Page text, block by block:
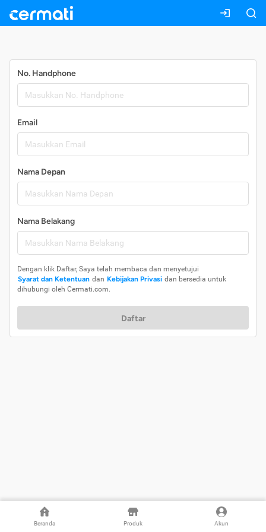
Beranda Produk Akun
No. Handphone
Email
Nama Depan
Nama Belakang
Dengan klik Daftar, Saya telah membaca dan menyetujui
Syarat dan Ketentuan dan Kebijakan Privasi dan bersedia untuk
dihubungi oleh Cermati.com.
Daftar